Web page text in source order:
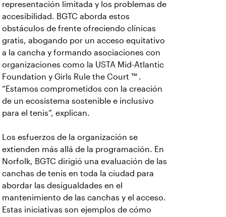
representación limitada y los problemas de
accesibilidad. BGTC aborda estos
obstáculos de frente ofreciendo clínicas
gratis, abogando por un acceso equitativo
a la cancha y formando asociaciones con
organizaciones como la USTA Mid-Atlantic
Foundation y Girls Rule the Court ™ .
“Estamos comprometidos con la creación
de un ecosistema sostenible e inclusivo
para el tenis”, explican.
Los esfuerzos de la organización se
extienden más allá de la programación. En
Norfolk, BGTC dirigió una evaluación de las
canchas de tenis en toda la ciudad para
abordar las desigualdades en el
mantenimiento de las canchas y el acceso.
Estas iniciativas son ejemplos de cómo